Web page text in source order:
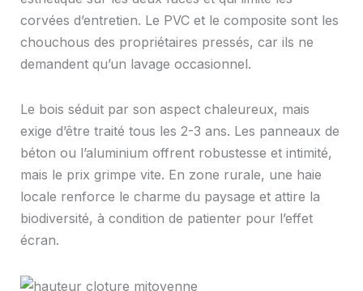
corvées d’entretien. Le PVC et le composite sont les
chouchous des propriétaires pressés, car ils ne
demandent qu’un lavage occasionnel.
Le bois séduit par son aspect chaleureux, mais
exige d’être traité tous les 2-3 ans. Les panneaux de
béton ou l’aluminium offrent robustesse et intimité,
mais le prix grimpe vite. En zone rurale, une haie
locale renforce le charme du paysage et attire la
biodiversité, à condition de patienter pour l’effet
écran.